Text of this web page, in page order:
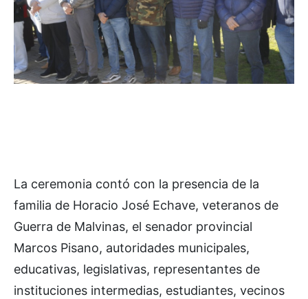
La ceremonia contó con la presencia de la
familia de Horacio José Echave, veteranos de
Guerra de Malvinas, el senador provincial
Marcos Pisano, autoridades municipales,
educativas, legislativas, representantes de
instituciones intermedias, estudiantes, vecinos